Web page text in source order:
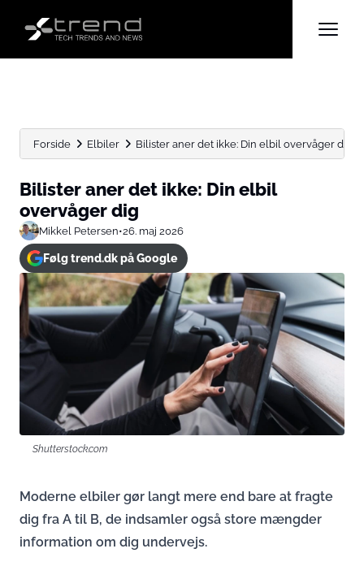
Forside Elbiler Bilister aner det ikke: Din elbil overvåger dig
Bilister aner det ikke: Din elbil
overvåger dig
Mikkel Petersen•26. maj 2026
Følg trend.dk på Google
Shutterstock.com
Moderne elbiler gør langt mere end bare at fragte
dig fra A til B, de indsamler også store mængder
information om dig undervejs.